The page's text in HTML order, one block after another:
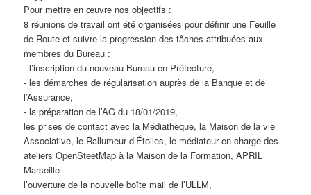
Pour mettre en œuvre nos objectifs :
8 réunions de travail ont été organisées pour définir une Feuille
de Route et suivre la progression des tâches attribuées aux
membres du Bureau :
- l’inscription du nouveau Bureau en Préfecture,
- les démarches de régularisation auprès de la Banque et de
l’Assurance,
- la préparation de l’AG du 18/01/2019,
les prises de contact avec la Médiathèque, la Maison de la vie
Associative, le Rallumeur d’Étoiles, le médiateur en charge des
ateliers OpenSteetMap à la Maison de la Formation, APRIL
Marseille
l’ouverture de la nouvelle boîte mail de l’ULLM,